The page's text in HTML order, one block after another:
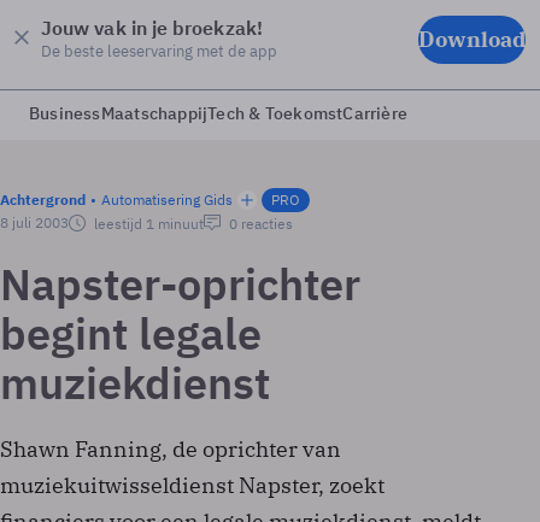
Jouw vak in je broekzak!
De beste leeservaring met de app Download
BusinessMaatschappijTech & ToekomstCarrière
Achtergrond Automatisering Gids
PRO
8 juli 2003
leestijd 1 minuut 0 reacties
Napster-oprichter
begint legale
muziekdienst
Shawn Fanning, de oprichter van
muziekuitwisseldienst Napster, zoekt